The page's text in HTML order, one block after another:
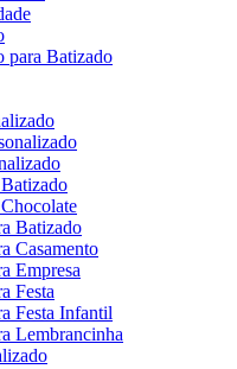
para Batizado
Batizado
Casamento
Empresa
Festa
Festa Infantil
Lembrancinha